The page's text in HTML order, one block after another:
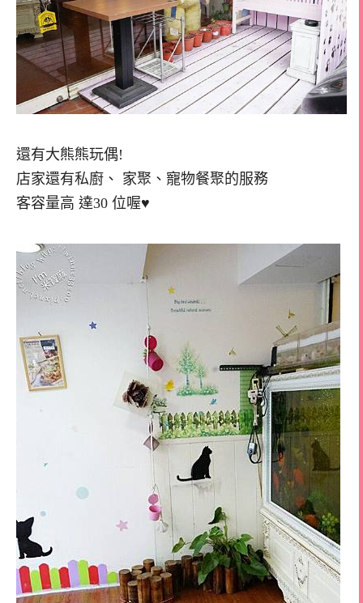
還有大熊熊玩偶!
店家還有私廚、 家聚、寵物餐聚的服務
客容量高 達30 位喔♥